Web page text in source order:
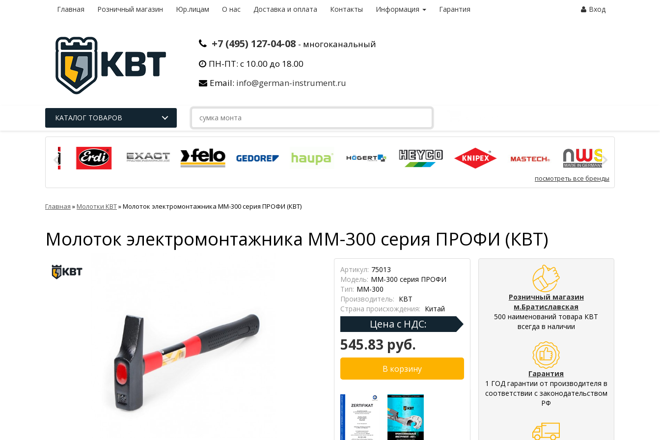
Главная Розничный магазин Юр.лицам О нас Доставка и оплата Контакты Информация Гарантия Вход
+7 (495) 127-04-08 - многоканальный
ПН-ПТ: с 10.00 до 18.00
Email: info@german-instrument.ru
КАТАЛОГ ТОВАРОВ
посмотреть все бренды
Главная »Молотки КВТ»Молоток электромонтажника ММ-300 серия ПРОФИ (КВТ)
Молоток электромонтажника ММ-300 серия ПРОФИ (КВТ)
Артикул: 75013
Модель: ММ-300 серия ПРОФИ
Тип: ММ-300
Производитель: КВТ
Страна происхождения: Китай
Цена с НДС:
545.83 руб.
Розничный магазин
м.Братиславская
500 наименований товара КВТ
всегда в наличии
Гарантия
1 ГОД гарантии от производителя в
соответствии с законодательством
РФ